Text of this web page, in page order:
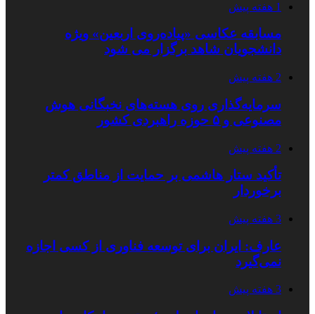
1 هفته پیش
مسابقه عکاسی «پیاده‌روی اربعین» ویژه
دانشجویان شاهد برگزار می شود
2 هفته پیش
سرمایه‌گذاری روی هسته‌های نخبگانی هوش
مصنوعی و ۵ حوزه راهبردی کشور
2 هفته پیش
تأکید ستار هاشمی بر حمایت از مناطق کمتر
برخوردار
3 هفته پیش
عارف: ایران برای توسعه فناوری از کسی اجازه
نمی‌گیرد
3 هفته پیش